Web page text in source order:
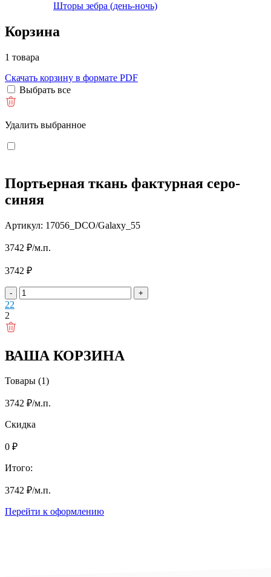
Шторы зебра (день-ночь)
Корзина
1 товара
Скачать корзину в формате PDF
Выбрать все
Удалить выбранное
Портьерная ткань фактурная серо-
синяя
Артикул: 17056_DCO/Galaxy_55
3742 ₽/м.п.
3742 ₽
- +
22
2
ВАША КОРЗИНА
Товары (1)
3742 ₽/м.п.
Скидка
0 ₽
Итого:
3742 ₽/м.п.
Перейти к оформлению